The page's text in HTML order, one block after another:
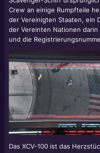
Crew an einige Rumpfteile
der Vereinigten Staaten, ein
der Vereinten Nationen darin
und die
Das XCV-100 ist das